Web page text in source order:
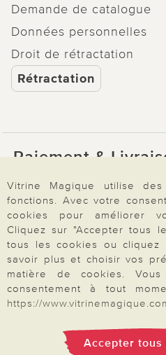
Demande de catalogue
Données personnelles
Droit de rétractation
Rétractation
Paiement &
À propos de nous
Besoin d'aide?
Mentions légales|CGV|
Vitrine Magique utilise
fonctions. Avec votre
cookies pour améliorer
Cliquez sur "Accepter tous
tous les cookies ou cliquez
savoir plus et choisir vos
matière de cookies.
consentement à tout
https://
Accepter tous